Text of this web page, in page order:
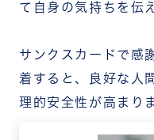
て自身の気持ちを伝
サンクスカードで感
着すると、良好な人
理的安全性が高まり